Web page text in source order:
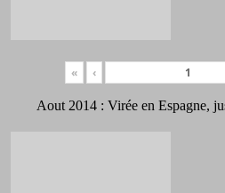
« ‹
Aout 2014 : Virée en Espagne,